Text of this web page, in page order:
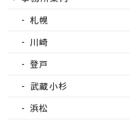
札幌
川崎
登戸
武蔵小杉
浜松